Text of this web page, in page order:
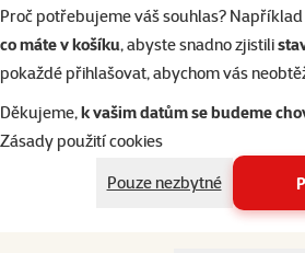
Proč potřebujeme váš souhlas?
co máte v košíku, abyste snadno zjistili
pokaždé přihlašovat, abychom vás
Děkujeme,k vašim datům se budeme
Zásady použití cookies
Pouze nezbytné
Pochoutky pro psy
superzoo.product.detail.content
Plastové sáčky na psí exkrementy.